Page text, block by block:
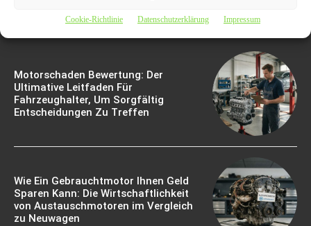
Cookie-Richtlinie Datenschutzerklärung Impressum
Motorschaden Bewertung: Der
Ultimative Leitfaden Für
Fahrzeughalter, Um Sorgfältig
Entscheidungen Zu Treffen
Wie Ein Gebrauchtmotor Ihnen Geld
Sparen Kann: Die Wirtschaftlichkeit
von Austauschmotoren im Vergleich
zu Neuwagen